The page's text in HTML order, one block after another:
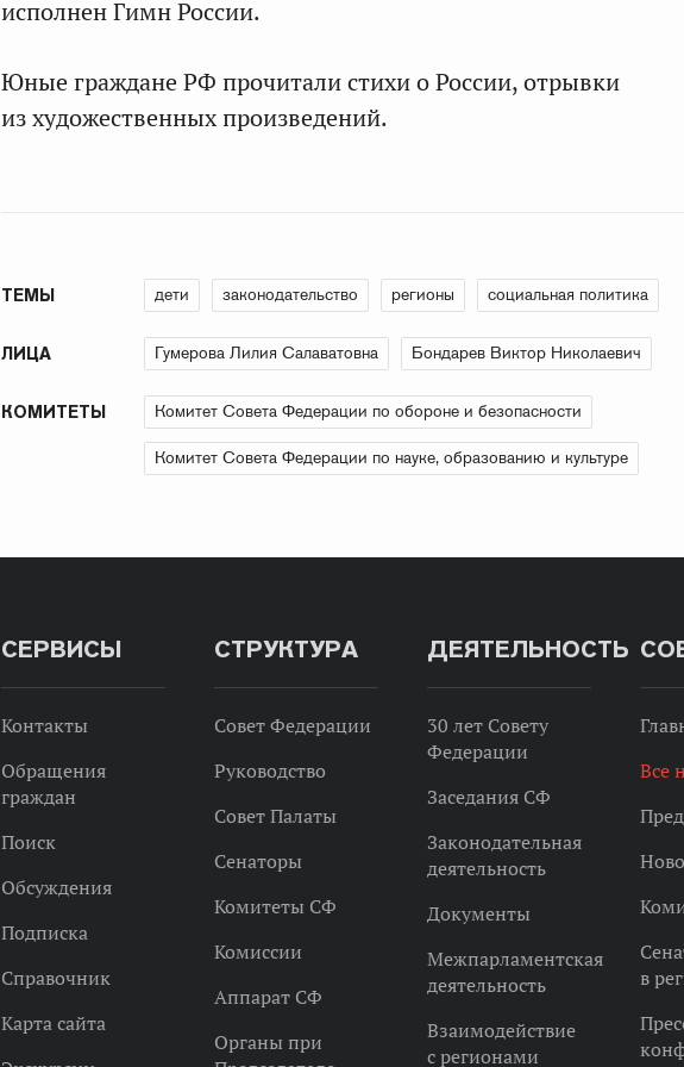
исполнен Гимн России.
Юные граждане РФ прочитали стихи о России, отрывки
из художественных произведений.
ТЕМЫ дети законодательство регионы социальная политика
ЛИЦА Гумерова Лилия Салаватовна Бондарев Виктор Николаевич
КОМИТЕТЫ Комитет Совета Федерации по обороне и безопасности
Комитет Совета Федерации по науке, образованию и культуре
СЕРВИСЫ
Контакты
Обращения
граждан
Поиск
Обсуждения
Подписка
Справочник
Карта сайта
СТРУКТУРА
Совет Федерации
Руководство
Совет Палаты
Сенаторы
Комитеты СФ
Комиссии
Аппарат СФ
Органы при
ДЕЯТЕЛЬНОСТЬ
30 лет Совету
Федерации
Заседания СФ
Законодательная
деятельность
Документы
Межпарламентская
деятельность
Взаимодействие
с регионами
Все
в